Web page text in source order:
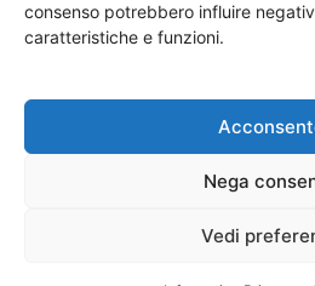
consenso potrebbero influire
caratteristiche e funzioni.
Nega
Vedi
Chi siamo I Nostri Clienti
© Copyright 2017 -